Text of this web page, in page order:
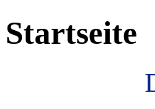
Startseite